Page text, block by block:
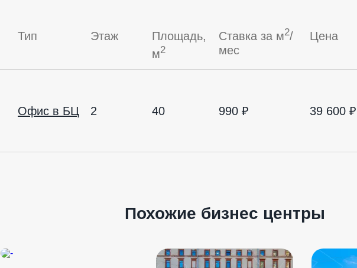
Тип Этаж
Площадь,
м2
Ставка за м2/
мес
Цена
Офис в БЦ 2 40 990 ₽ 39 600 ₽
Похожие бизнес центры